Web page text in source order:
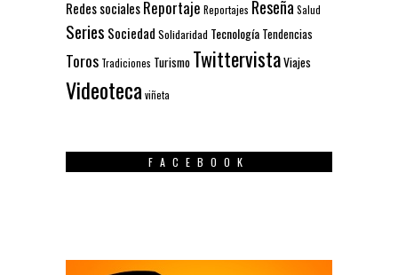
Redes socialesReportaje Reportajes Reseña Salud
Series Sociedad Solidaridad Tecnología Tendencias
Toros Tradiciones Turismo TwittervistaViajes
Videoteca viñeta
FACEBOOK